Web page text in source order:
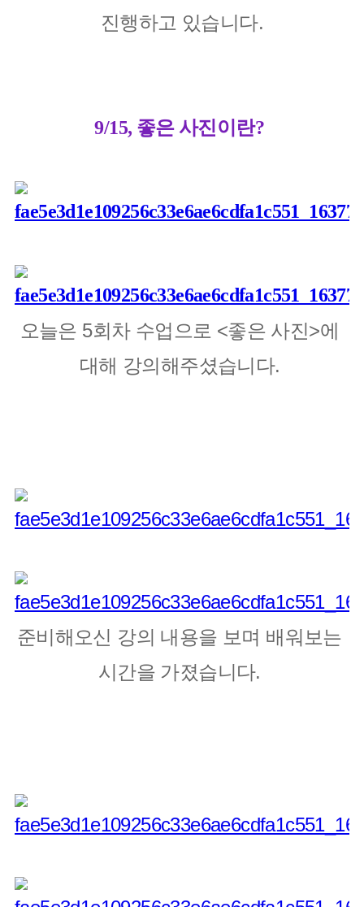
진행하고 있습니다.
9/15, 좋은 사진이란?
오늘은 5회차 수업으로 <좋은 사진>에
대해 강의해주셨습니다.
준비해오신 강의 내용을 보며 배워보는
시간을 가졌습니다.